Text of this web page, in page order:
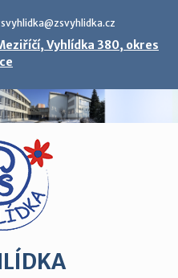
Vyhlídka 380, okres